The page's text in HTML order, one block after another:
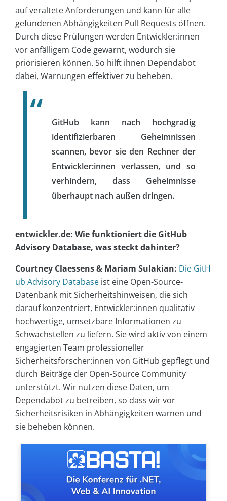
auf veraltete Anforderungen und kann für alle
gefundenen Abhängigkeiten Pull Requests öffnen.
Durch diese Prüfungen werden Entwickler:innen
vor anfälligem Code gewarnt, wodurch sie
priorisieren können. So hilft ihnen Dependabot
dabei, Warnungen effektiver zu beheben.
GitHub kann nach hochgradig
identifizierbaren Geheimnissen
scannen, bevor sie den Rechner der
Entwickler:innen verlassen, und so
verhindern, dass Geheimnisse
überhaupt nach außen dringen.
entwickler.de: Wie funktioniert die GitHub
Advisory Database, was steckt dahinter?
Courtney Claessens & Mariam Sulakian: Die GitH
ub Advisory Database ist eine Open-Source-
Datenbank mit Sicherheitshinweisen, die sich
darauf konzentriert, Entwickler:innen qualitativ
hochwertige, umsetzbare Informationen zu
Schwachstellen zu liefern. Sie wird aktiv von einem
engagierten Team professioneller
Sicherheitsforscher:innen von GitHub gepflegt und
durch Beiträge der Open-Source Community
unterstützt. Wir nutzen diese Daten, um
Dependabot zu betreiben, so dass wir vor
Sicherheitsrisiken in Abhängigkeiten warnen und
sie beheben können.